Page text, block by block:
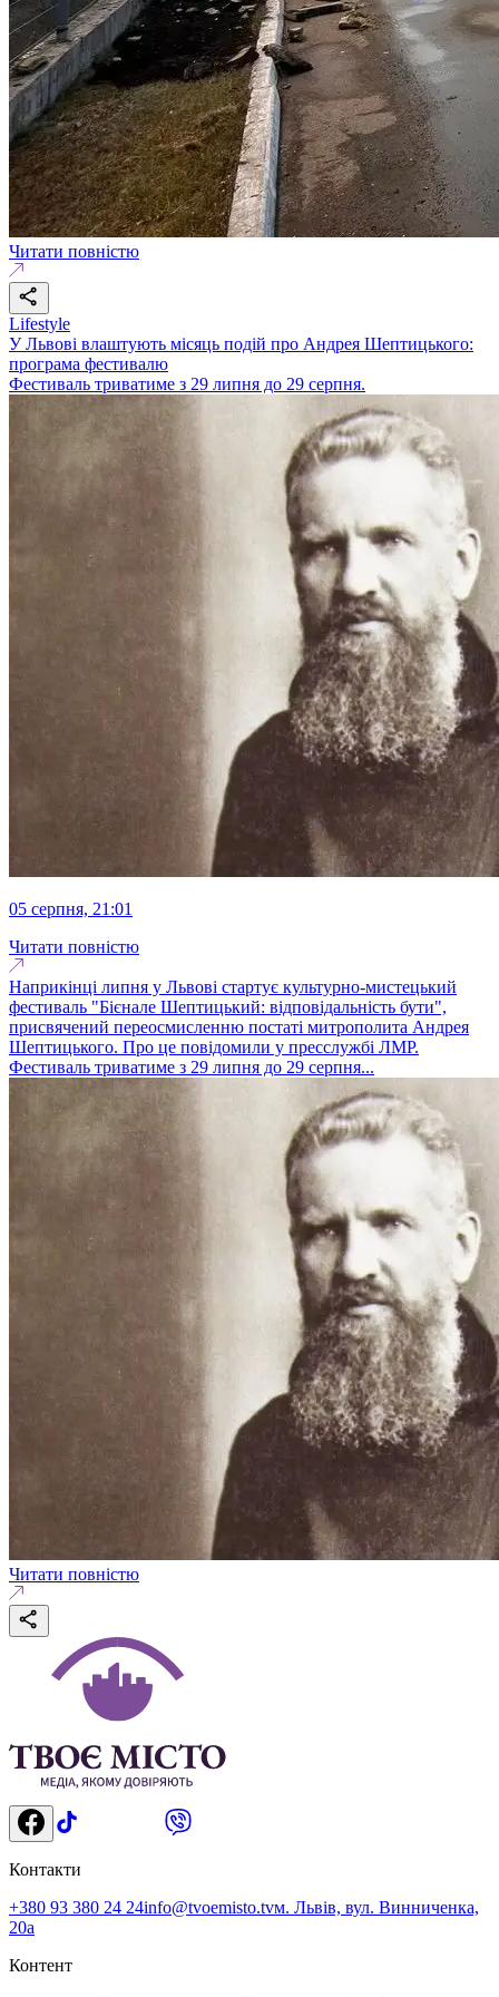
Читати повністю
Lifestyle
У Львові влаштують місяць подій про Андрея Шептицького:
програма фестивалю
Фестиваль триватиме з 29 липня до 29 серпня.
05 серпня, 21:01
Читати повністю
Наприкінці липня у Львові стартує культурно-мистецький
фестиваль "Бієнале Шептицький: відповідальність бути",
присвячений переосмисленню постаті митрополита Андрея
Шептицького. Про це повідомили у пресслужбі ЛМР.
Фестиваль триватиме з 29 липня до 29 серпня...
Читати повністю
Контакти
+380 93 380 24 24info@tvoemisto.tvм. Львів, вул. Винниченка,
20а
Контент